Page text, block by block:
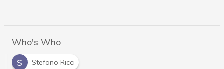
Who's Who
S
Stefano Ricci